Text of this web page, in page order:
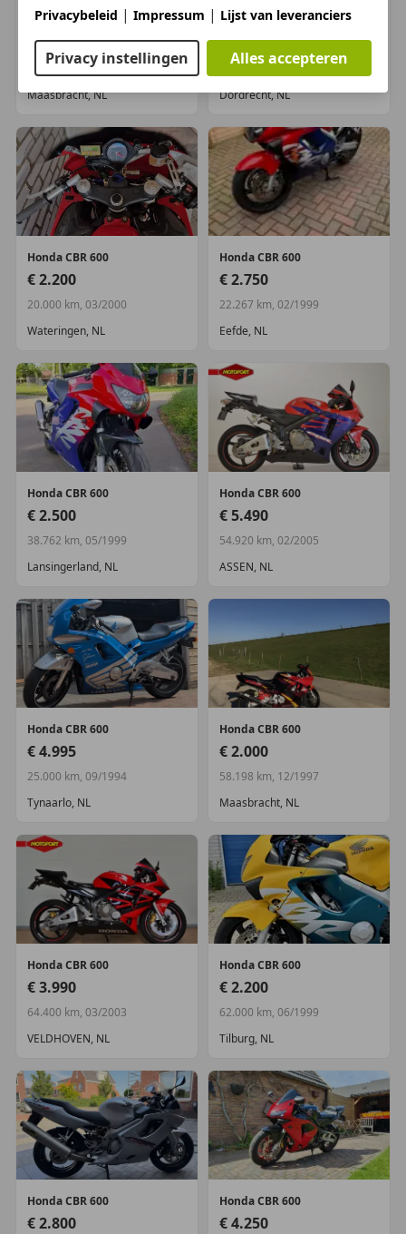
HondaCBR 600
€ 2.000
58.198 km, 12/1997
Maasbracht, NL
HondaCBR 600
€ 749
82.873 km, 01/1996
Dordrecht, NL
Honda CBR 600
€ 2.200
20.000 km, 03/2000
Wateringen, NL
HondaCBR 600
€ 2.750
22.267 km, 02/1999
Eefde, NL
Honda CBR 600
€ 2.500
38.762 km, 05/1999
Lansingerland, NL
HondaCBR 600
€ 5.490
54.920 km, 02/2005
ASSEN, NL
Honda CBR 600
€ 4.995
25.000 km, 09/1994
Tynaarlo, NL
HondaCBR 600
€ 2.000
58.198 km, 12/1997
Maasbracht, NL
Honda CBR 600
€ 3.990
64.400 km, 03/2003
VELDHOVEN, NL
HondaCBR 600
€ 2.200
62.000 km, 06/1999
Tilburg, NL
Honda CBR 600
€ 2.800
HondaCBR 600
€ 4.250
Privacybeleid | Impressum | Lijst van leveranciers
Privacy instellingen Alles accepteren